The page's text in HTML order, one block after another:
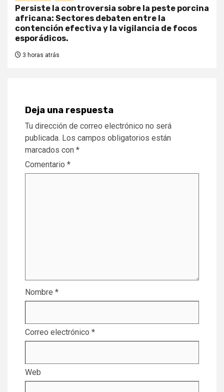
Persiste la controversia sobre la peste porcina
africana: Sectores debaten entre la
contención efectiva y la vigilancia de focos
esporádicos.
3 horas atrás
Deja una respuesta
Tu dirección de correo electrónico no será
publicada. Los campos obligatorios están
marcados con *
Comentario *
Nombre *
Correo electrónico *
Web